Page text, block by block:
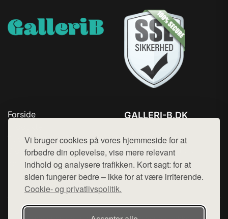
Vi bruger cookies på vores hjemmeside for at
forbedre din oplevelse, vise mere relevant
indhold og analysere trafikken. Kort sagt: for at
siden fungerer bedre – ikke for at være irriterende.
Cookie- og privatlivspolitik.
Forside
Top Rabatter
Blog
Kontakt
GALLERI-B.DK
Mail: hej@want.dk
Cookie- og privatlivspolitik